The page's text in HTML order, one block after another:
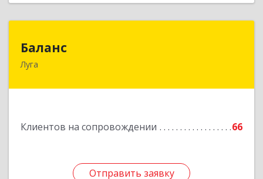
Баланс
Луга
Клиентов на сопровождении 66
Отправить заявку
188230, Ленинградская обл, Луга г, Урицкого
Отправить заявку